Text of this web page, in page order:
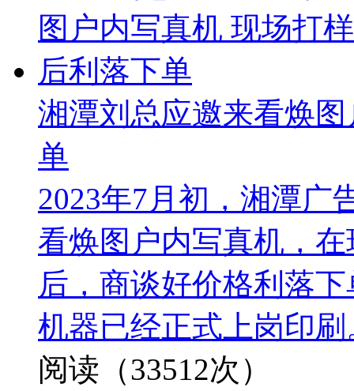
湘潭刘总应邀来看焕
单
2023年7月初，湘潭广
看焕图户内写真机，
后，商谈好价格利落
机器已经正式上岗印刷
阅读（33512次）